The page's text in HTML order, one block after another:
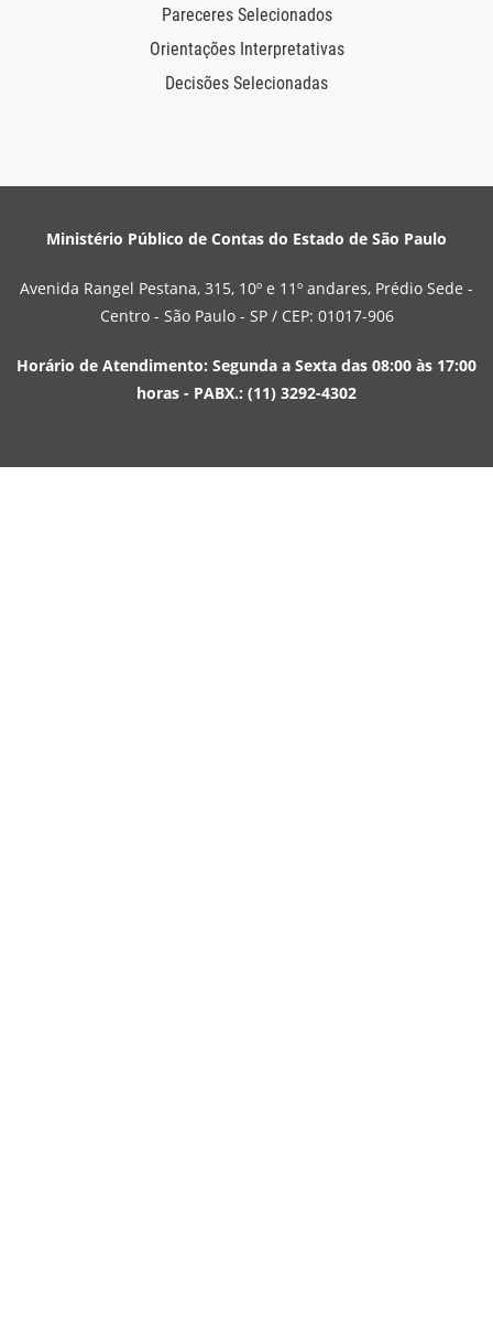
Pareceres Selecionados
Orientações Interpretativas
Decisões Selecionadas
Ministério Público de Contas do Estado de São Paulo
Avenida Rangel Pestana, 315, 10º e 11º andares, Prédio Sede -
Centro - São Paulo - SP / CEP: 01017-906
Horário de Atendimento: Segunda a Sexta das 08:00 às 17:00
horas - PABX.: (11) 3292-4302